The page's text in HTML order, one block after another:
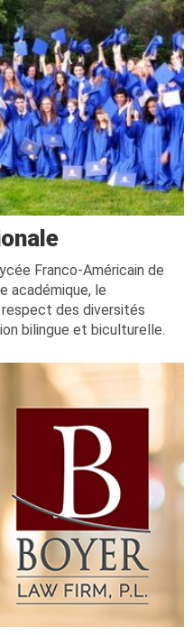
Franco-Américain de
académique, le
des diversités
bilingue et biculturelle.